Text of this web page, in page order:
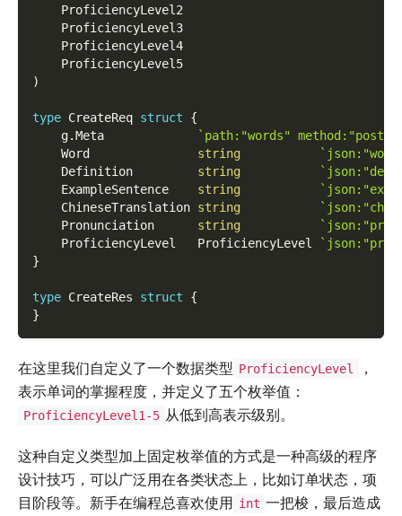
    ProficiencyLevel2
    ProficiencyLevel3
    ProficiencyLevel4
    ProficiencyLevel5
)
type CreateReq struct
{
    g
.Meta
`path:"words" method:"post"
    Word
string
    Definition
string
    ExampleSentence
string
    ChineseTranslation
string
    Pronunciation
string
    ProficiencyLevel   ProficiencyLevel
}
type CreateRes struct
{
}
在这里我们自定义了一个数据类型 ProficiencyLevel
，
表示单词的掌握程度，并定义了五个枚举值：
ProficiencyLevel1-5 从低到高表示级别。
这种自定义类型加上固定枚举值的方式是一种高级的程序
设计技巧，可以广泛用在各类状态上，比如订单状态，项
目阶段等。新手在编程总喜欢使用 int 一把梭，最后造成